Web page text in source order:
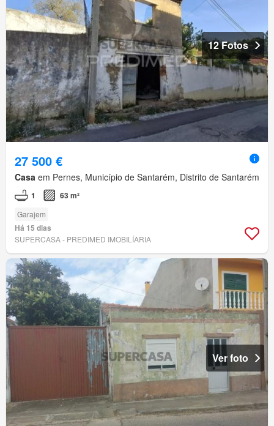
12 Fotos
27 500 €
Casa em Pernes, Município de Santarém, Distrito de Santarém
1 63 m²
Garajem
Há 15 dias
SUPERCASA - PREDIMED IMOBILÍARIA
Ver foto